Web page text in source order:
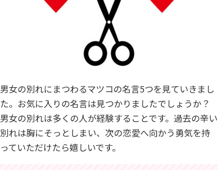
男女の別れにまつわるマツコの名言5つを見ていきまし
た。お気に入りの名言は見つかりましたでしょうか？
男女の別れは多くの人が経験することです。過去の辛い
別れは胸にそっとしまい、次の恋愛へ向かう勇気を持
っていただけたら嬉しいです。